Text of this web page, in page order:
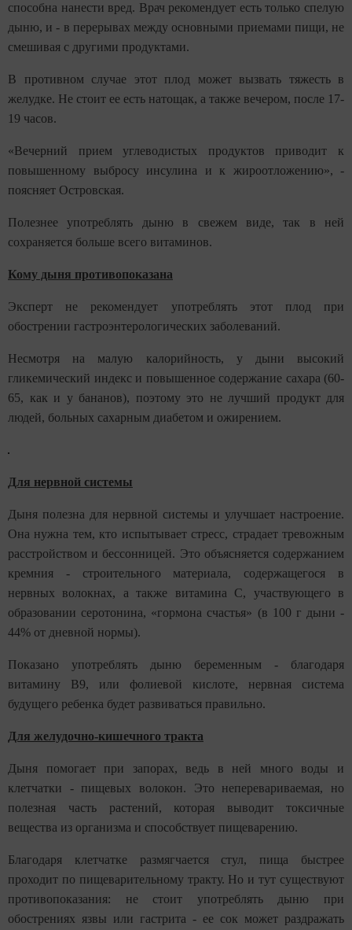
способна нанести вред. Врач рекомендует есть только спелую
дыню, и - в перерывах между основными приемами пищи, не
смешивая с другими продуктами.
В противном случае этот плод может вызвать тяжесть в
желудке. Не стоит ее есть натощак, а также вечером, после 17-
19 часов.
«Вечерний прием углеводистых продуктов приводит к
повышенному выбросу инсулина и к жироотложению», -
поясняет Островская.
Полезнее употреблять дыню в свежем виде, так в ней
сохраняется больше всего витаминов.
Кому дыня противопоказана
Эксперт не рекомендует употреблять этот плод при
обострении гастроэнтерологических заболеваний.
Несмотря на малую калорийность, у дыни высокий
гликемический индекс и повышенное содержание сахара (60-
65, как и у бананов), поэтому это не лучший продукт для
людей, больных сахарным диабетом и ожирением.
Для нервной системы
Дыня полезна для нервной системы и улучшает настроение.
Она нужна тем, кто испытывает стресс, страдает тревожным
расстройством и бессонницей. Это объясняется содержанием
кремния - строительного материала, содержащегося в
нервных волокнах, а также витамина С, участвующего в
образовании серотонина, «гормона счастья» (в 100 г дыни -
44% от дневной нормы).
Показано употреблять дыню беременным - благодаря
витамину В9, или фолиевой кислоте, нервная система
будущего ребенка будет развиваться правильно.
Для желудочно-кишечного тракта
Дыня помогает при запорах, ведь в ней много воды и
клетчатки - пищевых волокон. Это неперевариваемая, но
полезная часть растений, которая выводит токсичные
вещества из организма и способствует пищеварению.
Благодаря клетчатке размягчается стул, пища быстрее
проходит по пищеварительному тракту. Но и тут существуют
противопоказания: не стоит употреблять дыню при
обострениях язвы или гастрита - ее сок может раздражать